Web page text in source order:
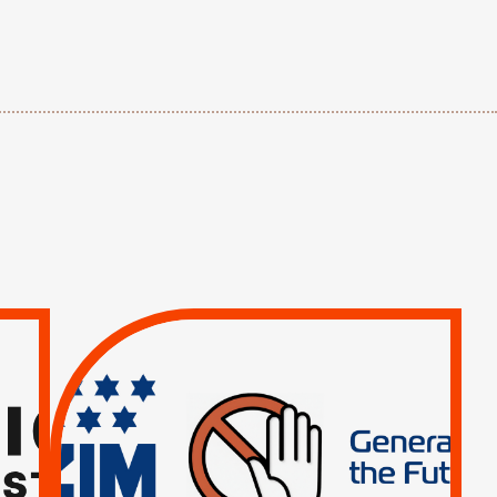
RESPECT DU DROIT
INTERNATIONAL ?
TRUMP, MACRON :
MÊME COMBAT